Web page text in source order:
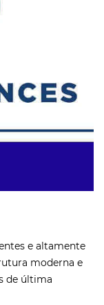
e altamente
moderna e
de última